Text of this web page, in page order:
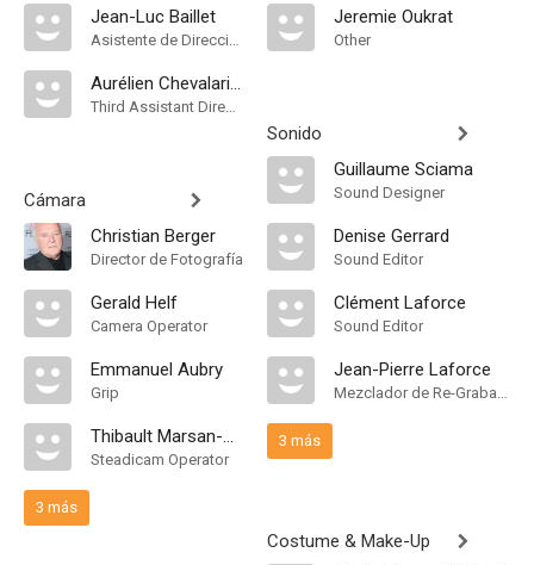
Jean-Luc Baillet
Asistente de Dirección
Aurélien Chevalarias
Third Assistant Director
Cámara
Christian Berger
Director de Fotografía
Gerald Helf
Camera Operator
Emmanuel Aubry
Grip
Thibault Marsan-Bacheré
Steadicam Operator
3 más
Jeremie Oukrat
Other
Sonido
Guillaume Sciama
Sound Designer
Denise Gerrard
Sound Editor
Clément Laforce
Sound Editor
Jean-Pierre Laforce
Mezclador de Re-Grabación de Sonido
3 más
Costume & Make-Up